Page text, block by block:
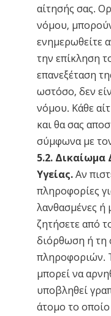
αίτησής σας.
νόμου,
ενημερωθείτε
την επίκληση
επανεξέταση
ωστόσο, δεν
νόμου. Κάθε
και θα σας
σύμφωνα με
5.2.
Υγείας.Αν
πληροφορίες
λανθασμένες ή
ζητήσετε από
διόρθωση ή
πληροφοριών.
μπορεί να
υποβληθεί
άτομο το